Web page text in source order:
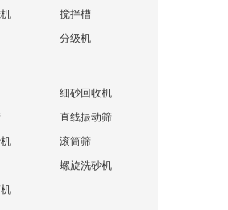
搅拌槽
分级机
细砂回收机
直线振动筛
滚筒筛
螺旋洗砂机